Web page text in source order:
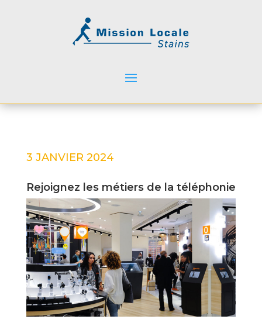
3 JANVIER 2024
Rejoignez les métiers de la téléphonie